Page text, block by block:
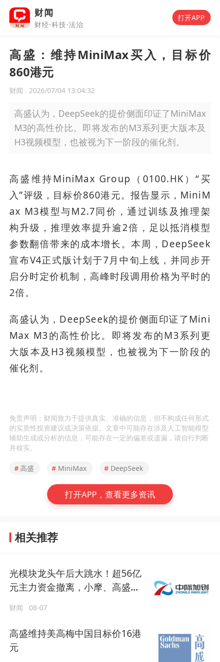
财闻
财经·科技·法治
打开APP
高盛：维持MiniMax买入，目标价
860港元
财闻 2026/07/04 13:04:32
高盛认为，DeepSeek的提价侧面印证了MiniMax
M3的高性价比。即将发布的M3系列更大版本及
H3视频模型，也被视为下一阶段的催化剂。
高盛维持MiniMax Group（0100.HK）“买
入”评级，目标价860港元。报告显示，MiniM
ax M3模型与M2.7同价，通过训练及推理架
构升级，推理效率提升逾2倍，足以抵消模型
参数翻倍带来的成本增长。本周，DeepSeek
宣布V4正式版计划于7月中旬上线，并同步开
启分时定价机制，高峰时段调用价格为平时的
2倍。
高盛认为，DeepSeek的提价侧面印证了Mini
Max M3的高性价比。即将发布的M3系列更
大版本及H3视频模型，也被视为下一阶段的
催化剂。
免责声明：财闻致力于提供真实、准确的信息，但不构成任何形式
的实质性投资建议或决策依据。文章中可能存在涉及人工智能模型
辅助生成或分析的信息，可能存在一定的偏差或遗漏，请自行判断
并核实。
# 高盛 # MiniMax # DeepSeek
打开APP，查看更多资讯
相关推荐
光模块龙头午后大跳水！超56亿
元主力资金撤离，小摩、高盛却
财闻 08-07
高盛维持美高梅中国目标价16港
元